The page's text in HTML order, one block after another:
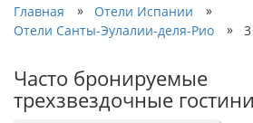
Главная » Отели Испании
»
Отели Санты-Эулалии-деля-Рио
»
Часто бронируемые
трехзвездочные